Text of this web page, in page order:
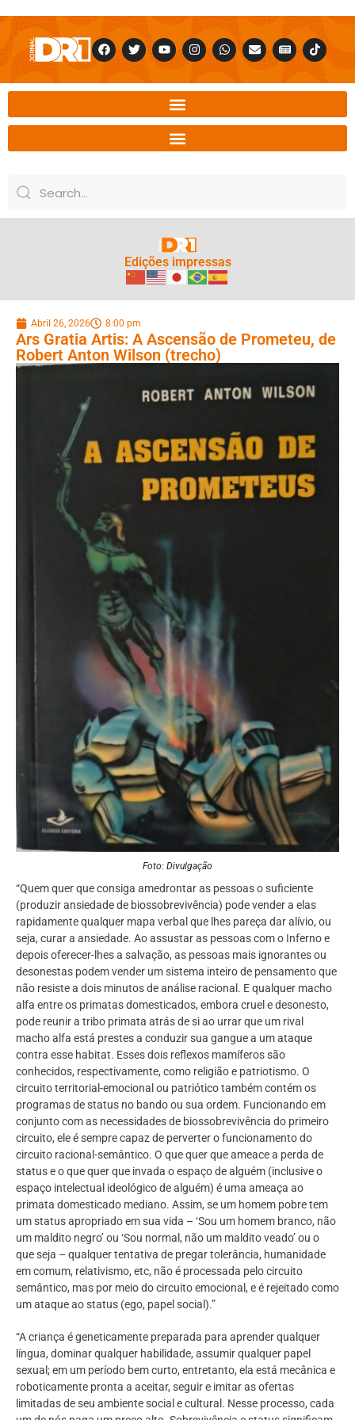
Edições impressas
Abril 26, 2026 8:00 pm
Ars Gratia Artis: A Ascensão de Prometeu, de
Robert Anton Wilson (trecho)
Foto: Divulgação
“Quem quer que consiga amedrontar as pessoas o suficiente
(produzir ansiedade de biossobrevivência) pode vender a elas
rapidamente qualquer mapa verbal que lhes pareça dar alívio, ou
seja, curar a ansiedade. Ao assustar as pessoas com o Inferno e
depois oferecer-lhes a salvação, as pessoas mais ignorantes ou
desonestas podem vender um sistema inteiro de pensamento que
não resiste a dois minutos de análise racional. E qualquer macho
alfa entre os primatas domesticados, embora cruel e desonesto,
pode reunir a tribo primata atrás de si ao urrar que um rival
macho alfa está prestes a conduzir sua gangue a um ataque
contra esse habitat. Esses dois reflexos mamíferos são
conhecidos, respectivamente, como religião e patriotismo. O
circuito territorial-emocional ou patriótico também contém os
programas de status no bando ou sua ordem. Funcionando em
conjunto com as necessidades de biossobrevivência do primeiro
circuito, ele é sempre capaz de perverter o funcionamento do
circuito racional-semântico. O que quer que ameace a perda de
status e o que quer que invada o espaço de alguém (inclusive o
espaço intelectual ideológico de alguém) é uma ameaça ao
primata domesticado mediano. Assim, se um homem pobre tem
um status apropriado em sua vida – ‘Sou um homem branco, não
um maldito negro’ ou ‘Sou normal, não um maldito veado’ ou o
que seja – qualquer tentativa de pregar tolerância, humanidade
em comum, relativismo, etc, não é processada pelo circuito
semântico, mas por meio do circuito emocional, e é rejeitado como
um ataque ao status (ego, papel social).”
“A criança é geneticamente preparada para aprender qualquer
língua, dominar qualquer habilidade, assumir qualquer papel
sexual; em um período bem curto, entretanto, ela está mecânica e
roboticamente pronta a aceitar, seguir e imitar as ofertas
limitadas de seu ambiente social e cultural. Nesse processo, cada